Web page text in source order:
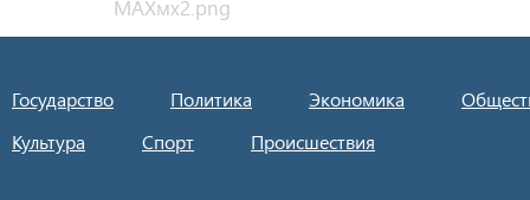
Государство Политика Экономика
Культура
Спорт Происшествия